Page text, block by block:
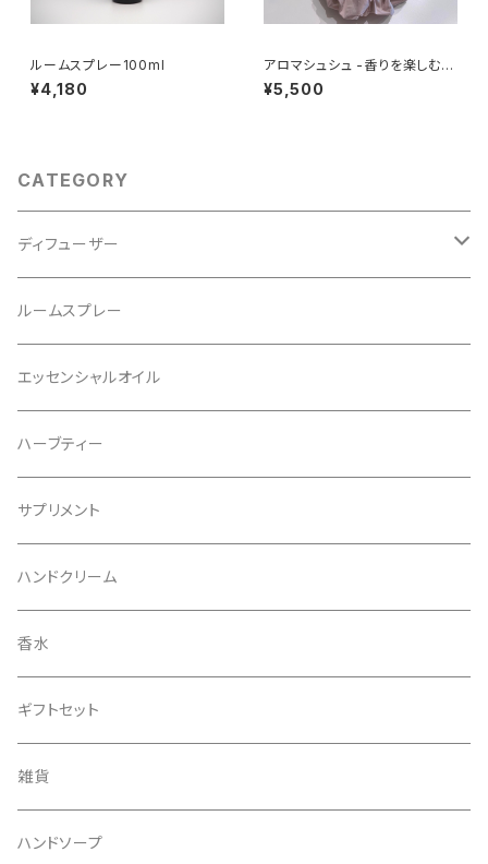
ルームスプレー100ml
¥4,180
アロマシュシュ -香りを楽しむシ
ュシュ-
¥5,500
CATEGORY
ディフューザー
レフィル
リフィル
ルームスプレー
エッセンシャルオイル
ハーブティー
サプリメント
ハンドクリーム
香水
ギフトセット
雑貨
ハンドソープ